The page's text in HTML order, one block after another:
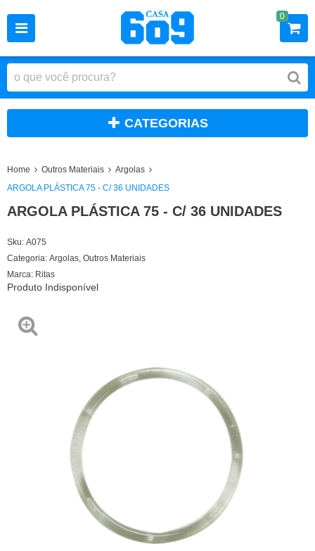
0
CATEGORIAS
Home Outros Materiais
Argolas
ARGOLA PLÁSTICA 75 - C/ 36 UNIDADES
ARGOLA PLÁSTICA 75 - C/ 36 UNIDADES
Sku: A075
Categoria: Argolas Outros Materiais
Marca: Ritas
Produto Indisponível